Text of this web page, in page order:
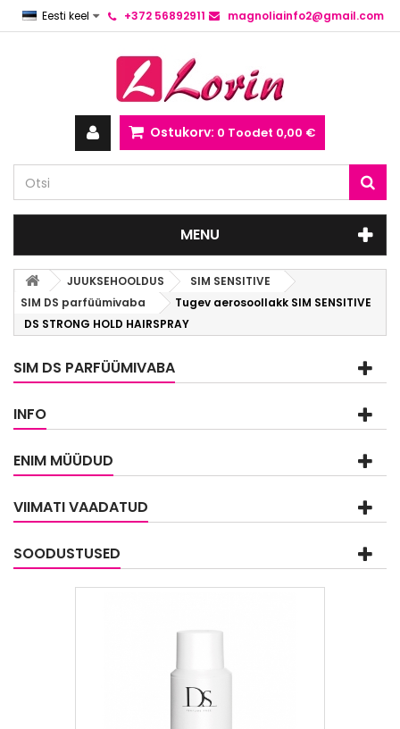
Eesti keel +372 56892911 magnoliainfo2@gmail.com
Ostukorv: 0 Toodet 0,00 €
MENU
JUUKSEHOOLDUS
SIM SENSITIVE
SIM DS parfüümivaba
Tugev aerosoollakk SIM SENSITIVE
DS STRONG HOLD HAIRSPRAY
SIM DS PARFÜÜMIVABA
INFO
ENIM MÜÜDUD
VIIMATI VAADATUD
SOODUSTUSED